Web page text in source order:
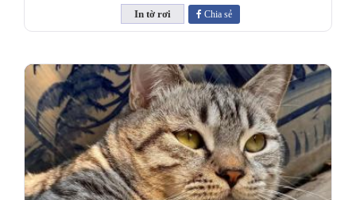
Chia sẻ